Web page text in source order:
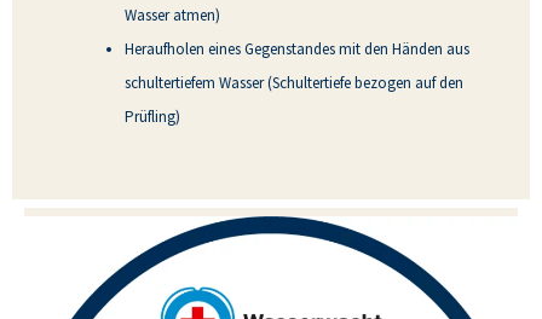
Wasser atmen)
Heraufholen eines Gegenstandes mit den Händen aus
schultertiefem Wasser (Schultertiefe bezogen auf den
Prüfling)